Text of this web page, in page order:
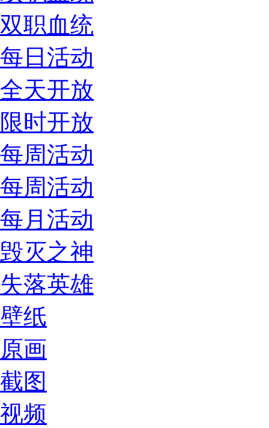
双职血统
每日活动
全天开放
限时开放
每周活动
每周活动
每月活动
毁灭之神
失落英雄
壁纸
原画
截图
视频